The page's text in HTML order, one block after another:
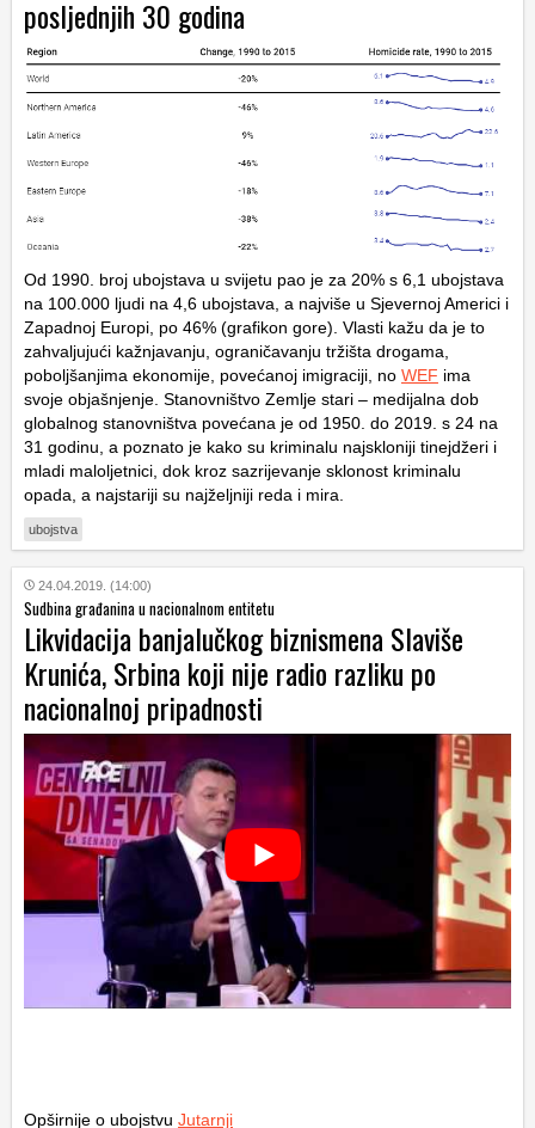
posljednjih 30 godina
Od 1990. broj ubojstava u svijetu pao je za 20% s 6,1 ubojstava
na 100.000 ljudi na 4,6 ubojstava, a najviše u Sjevernoj Americi i
Zapadnoj Europi, po 46% (grafikon gore). Vlasti kažu da je to
zahvaljujući kažnjavanju, ograničavanju tržišta drogama,
poboljšanjima ekonomije, povećanoj imigraciji, no WEF ima
svoje objašnjenje. Stanovništvo Zemlje stari – medijalna dob
globalnog stanovništva povećana je od 1950. do 2019. s 24 na
31 godinu, a poznato je kako su kriminalu najskloniji tinejdžeri i
mladi maloljetnici, dok kroz sazrijevanje sklonost kriminalu
opada, a najstariji su najželjniji reda i mira.
ubojstva
24.04.2019. (14:00)
Sudbina građanina u nacionalnom entitetu
Likvidacija banjalučkog biznismena Slaviše
Krunića, Srbina koji nije radio razliku po
nacionalnoj pripadnosti
Opširnije o ubojstvu Jutarnji